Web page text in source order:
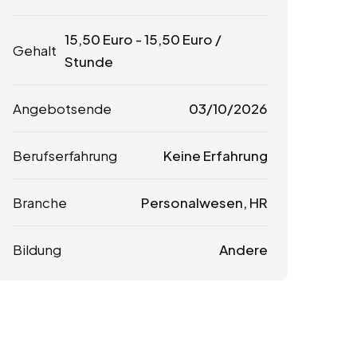
Gehalt
15,50 Euro -15,50 Euro /
Stunde
Angebotsende 03/10/2026
Berufserfahrung Keine Erfahrung
Branche Personalwesen, HR
Bildung Andere